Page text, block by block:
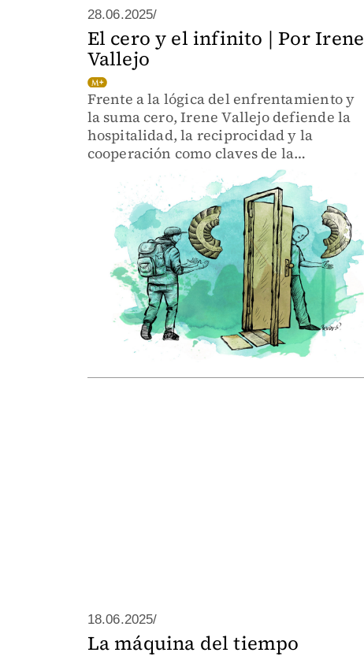
28.06.2025/
El cero y el infinito | Por Irene
Vallejo
Frente a la lógica del enfrentamiento y
la suma cero, Irene Vallejo defiende la
hospitalidad, la reciprocidad y la
cooperación como claves de la
convivencia y la supervivencia.
18.06.2025/
La máquina del tiempo